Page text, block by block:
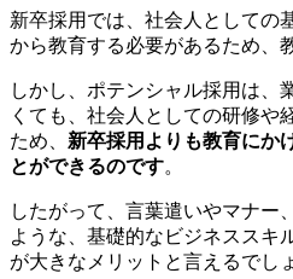
新卒採用では、社会人としての
から教育する必要があるため、
しかし、ポテンシャル採用は、
くても、社会人としての研修や
ため、 新卒採用よりも教育にか
とができるのです。
したがって、言葉遣いやマナー
ような、基礎的なビジネススキ
が大きなメリットと言えるでし